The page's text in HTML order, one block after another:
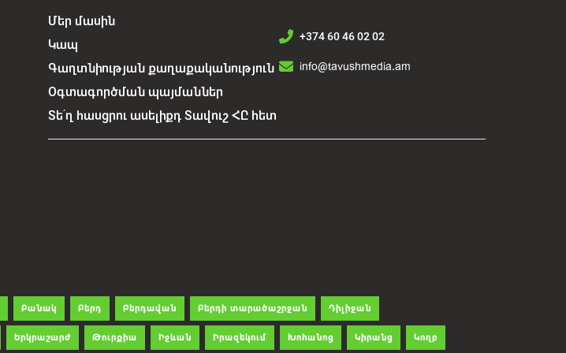
Մեր մասին
Կապ
Գաղտնիության քաղաքականություն
Օգտագործման պայմաններ
Տե՛ղ հասցրու ասելիքդ Տավուշ ՀԸ հետ
+374 60 46 02 02
info@tavushmedia.am
Բանակ Բերդ Բերդավան Բերդի տարածաշրջան Դիլիջան
Երկրաշարժ Թուրքիա Իջևան Իրազեկում Խոհանոց Կիրանց Կողբ